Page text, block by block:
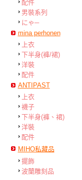
配件
男裝系列
にゃ─
mina perhonen
上衣
下半身(褲/裙)
洋裝
配件
ANTIPAST
上衣
襪子
下半身(褲、裙)
洋裝
配件
MIHO私藏品
擺飾
波蘭雕刻品